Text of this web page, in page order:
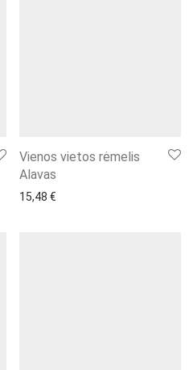
Vienos vietos rėmelis
Alavas
15,48 €